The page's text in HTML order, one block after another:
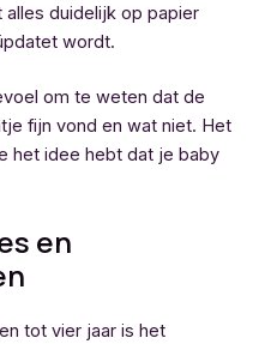
duidelijk op papier
wordt.
om te weten dat de
fijn vond en wat niet. Het
het idee hebt dat je baby
en
tot vier jaar is het